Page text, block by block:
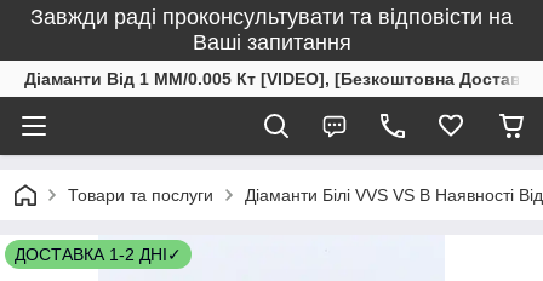
Завжди раді проконсультувати та відповісти на
Ваші запитання
Діаманти Від 1 ММ/0.005 Кт [VIDEO], [Безкоштовна
Товари та послуги Діаманти Білі VVS VS В Наявності
ДОСТАВКА 1-2 ДНІ✓